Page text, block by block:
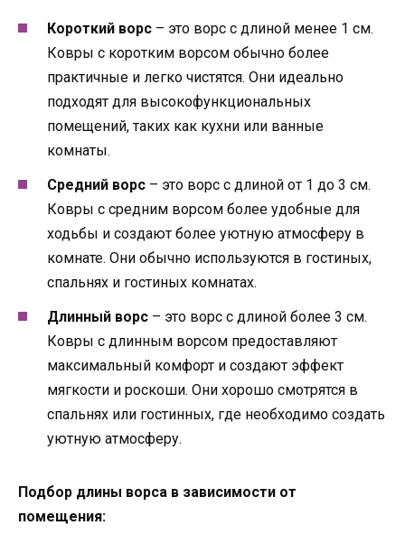
Короткий ворс – это ворс с длиной менее 1 см.
Ковры с коротким ворсом обычно более
практичные и легко чистятся. Они идеально
подходят для высокофункциональных
помещений, таких как кухни или ванные
комнаты.
Средний ворс – это ворс с длиной от 1 до 3 см.
Ковры с средним ворсом более удобные для
ходьбы и создают более уютную атмосферу в
комнате. Они обычно используются в гостиных,
спальнях и гостиных комнатах.
Длинный ворс – это ворс с длиной более 3 см.
Ковры с длинным ворсом предоставляют
максимальный комфорт и создают эффект
мягкости и роскоши. Они хорошо смотрятся в
спальнях или гостинных, где необходимо создать
уютную атмосферу.
Подбор длины ворса в зависимости от
помещения: